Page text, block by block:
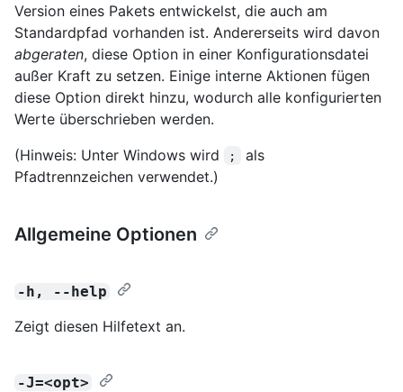
Version eines Pakets entwickelst, die auch am
Standardpfad vorhanden ist. Andererseits wird davon
abgeraten, diese Option in einer Konfigurationsdatei
außer Kraft zu setzen. Einige interne Aktionen fügen
diese Option direkt hinzu, wodurch alle konfigurierten
Werte überschrieben werden.
(Hinweis: Unter Windows wird
;
als
Pfadtrennzeichen verwendet.)
Allgemeine Optionen
-h, --help
Zeigt diesen Hilfetext an.
-J=<opt>